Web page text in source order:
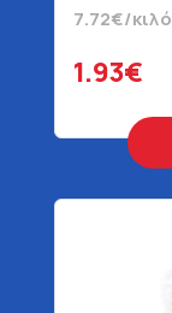
7.72€/κιλό
1.93€